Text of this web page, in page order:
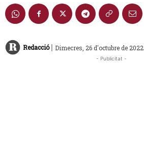
Redacció | Dimecres, 26 d'octubre de 2022
- Publicitat -